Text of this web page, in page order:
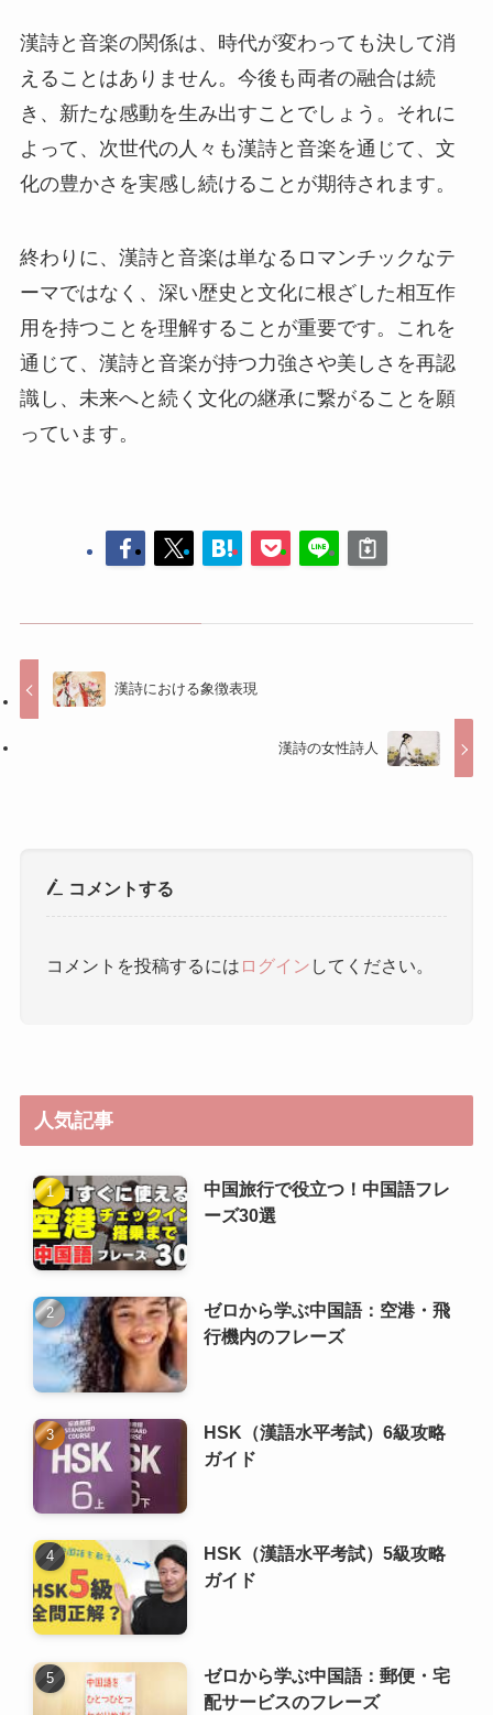
漢詩と音楽の関係は、時代が変わっても決して消
えることはありません。今後も両者の融合は続
き、新たな感動を生み出すことでしょう。それに
よって、次世代の人々も漢詩と音楽を通じて、文
化の豊かさを実感し続けることが期待されます。
終わりに、漢詩と音楽は単なるロマンチックなテ
ーマではなく、深い歴史と文化に根ざした相互作
用を持つことを理解することが重要です。これを
通じて、漢詩と音楽が持つ力強さや美しさを再認
識し、未来へと続く文化の継承に繋がることを願
っています。
漢詩における象徴表現
漢詩の女性詩人
コメントする
コメントを投稿するには ログイン してください。
人気記事
中国旅行で役立つ！中国語フレ
ーズ30選
ゼロから学ぶ中国語：空港・飛
行機内のフレーズ
HSK（漢語水平考試）6級攻略
ガイド
HSK（漢語水平考試）5級攻略
ガイド
ゼロから学ぶ中国語：郵便・宅
配サービスのフレーズ